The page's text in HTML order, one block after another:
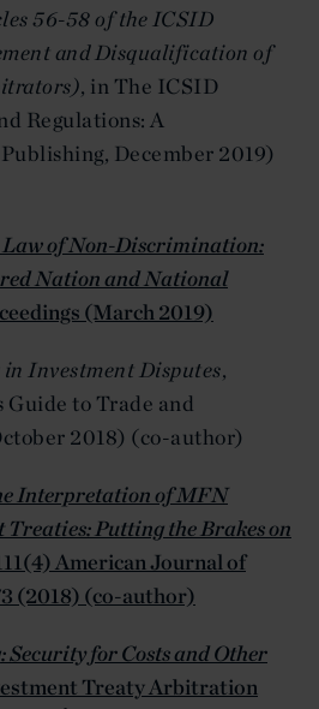
56-58 of the ICSID
and Disqualification of
, in The ICSID
Regulations: A
December 2019)
Law of Non-Discrimination:
Nation and National
(March 2019)
Investment Disputes,
Guide to Trade and
2018) (co-author)
Interpretation of MFN
Treaties: Putting the Brakes on
American Journal of
(2018) (co-author)
for Costs and Other
Treaty Arbitration